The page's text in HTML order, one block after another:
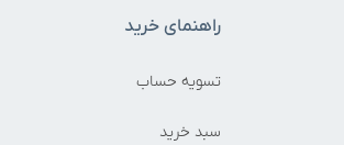
راهنمای خرید
تسویه حساب
سبد خرید